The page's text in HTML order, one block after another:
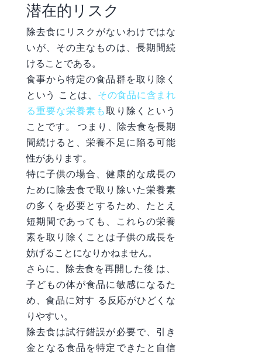
潜在的リスク
除去食にリスクがないわけではな
いが、その主なものは、長期間続
けることである。
食事から特定の食品群を取り除く
という
ことは、 その食品に含まれ
る重要な栄養素も取り除くという
ことです 。 つまり、除去食を長期
間続けると、栄養不足に陥る可能
性があります。
特に子供の場合、健康的な成長の
ために除去食で取り除いた栄養素
の多くを必要とするため、たとえ
短期間であっても、これらの栄養
素を取り除くことは子供の成長を
妨げることになりかねません。
さらに、除去食を再開した後 は、
子どもの体が食品に敏感になるた
め、食品に対す る反応がひどくな
りやすい。
除去食は試行錯誤が必要で、引き
金となる食品を特定できたと自信